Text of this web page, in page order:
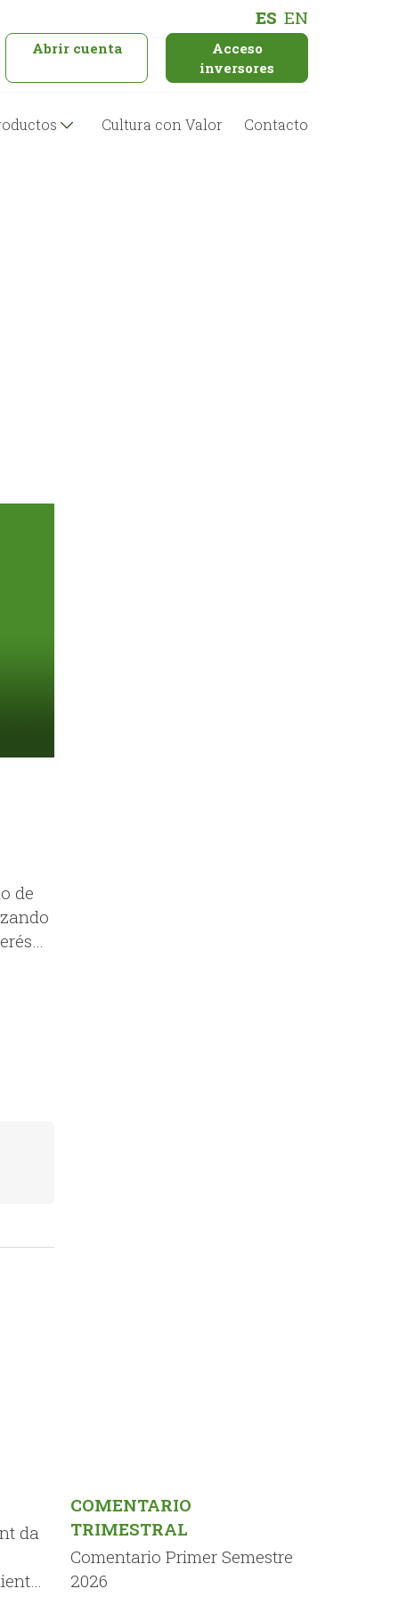
ES EN
Abrir cuenta
Acceso
inversores
Cultura con Valor Contacto
de
da
COMENTARIO
TRIMESTRAL
Comentario Primer Semestre
2026